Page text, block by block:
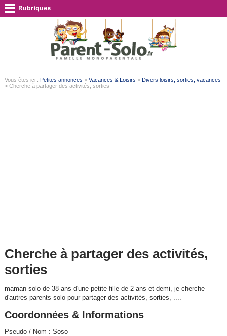
Vous êtes ici : Petites annonces > Vacances & Loisirs > Divers loisirs, sorties, vacances
> Cherche à partager des activités, sorties
Cherche à partager des activités,
sorties
maman solo de 38 ans d'une petite fille de 2 ans et demi, je cherche
d'autres parents solo pour partager des activités, sorties, ....
Coordonnées & Informations
Pseudo / Nom : Soso